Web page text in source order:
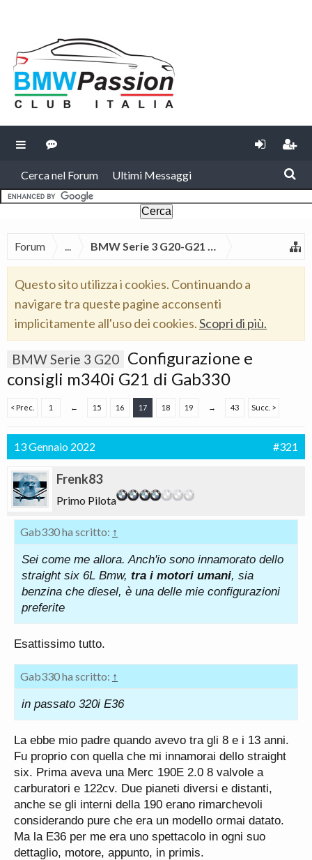
Cerca nel Forum Ultimi Messaggi
Forum ... BMW Serie 3 G20-G21 2019
Questo sito utilizza i cookies. Continuando a
navigare tra queste pagine acconsenti
implicitamente all'uso dei cookies.Scopri di più.
BMW Serie 3 G20 Configurazione e
consigli m340i G21 di Gab330
< Prec. 1 ← 15 16 17 18 19 → 43 Succ. >
13 Gennaio 2022 #321
Frenk83
Primo Pilota
Gab330 ha scritto: ↑
Sei come me allora. Anch'io sono innamorato dello
straight six 6L Bmw, tra i motori umani, sia
benzina che diesel, è una delle mie configurazioni
preferite
Esattissimo tutto.
Gab330 ha scritto: ↑
in passato 320i E36
La ebbe mio padre quando avevo tra gli 8 e i 13 anni.
Fu proprio con quella che mi innamorai dello straight
six. Prima aveva una Merc 190E 2.0 8 valvole a
carburatori e 122cv. Due pianeti diversi e distanti,
anche se gli interni della 190 erano rimarchevoli
considerando pure che era un modello ormai datato.
Ma la E36 per me era uno spettacolo in ogni suo
dettaglio, motore, appunto, in primis.